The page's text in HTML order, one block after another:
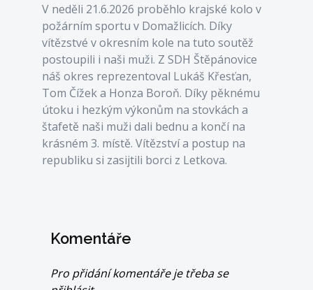
V neděli 21.6.2026 proběhlo krajské kolo v
požárním sportu v Domažlicích. Díky
vítězstvé v okresním kole na tuto soutěž
postoupili i naši muži. Z SDH Štěpánovice
náš okres reprezentoval Lukáš Křesťan,
Tom Čížek a Honza Boroň. Díky pěknému
útoku i hezkým výkonům na stovkách a
štafetě naši muži dali bednu a končí na
krásném 3. místě. Vítězství a postup na
republiku si zasijtili borci z Letkova.
Komentáře
Pro přidání komentáře je třeba se